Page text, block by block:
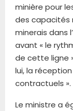
minière pour
des capacités
minerais dans
avant « le
de cette ligne
lui, la
contractuels ».
Le ministre a